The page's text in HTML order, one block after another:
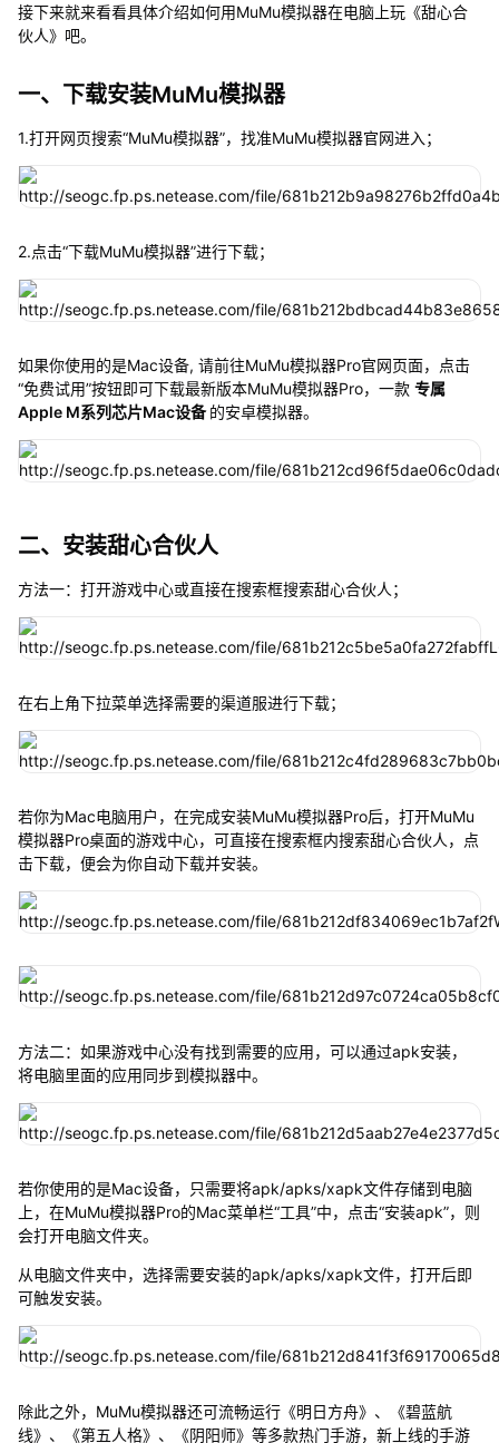
接下来就来看看具体介绍如何用MuMu模拟器在电脑上玩《甜心合
伙人》吧。
一、下载安装MuMu模拟器
1.打开网页搜索“MuMu模拟器”，找准MuMu模拟器官网进入；
2.点击“下载MuMu模拟器”进行下载；
如果你使用的是Mac设备, 请前往MuMu模拟器Pro官网页面，点击
“免费试用”按钮即可下载最新版本MuMu模拟器Pro，一款 专属
Apple M系列芯片Mac设备的安卓模拟器。
二、安装甜心合伙人
方法一：打开游戏中心或直接在搜索框搜索甜心合伙人；
在右上角下拉菜单选择需要的渠道服进行下载；
若你为Mac电脑用户，在完成安装MuMu模拟器Pro后，打开MuMu
模拟器Pro桌面的游戏中心，可直接在搜索框内搜索甜心合伙人，点
击下载，便会为你自动下载并安装。
方法二：如果游戏中心没有找到需要的应用，可以通过apk安装，
将电脑里面的应用同步到模拟器中。
若你使用的是Mac设备，只需要将apk/apks/xapk文件存储到电脑
上，在MuMu模拟器Pro的Mac菜单栏“工具”中，点击“安装apk”，则
会打开电脑文件夹。
从电脑文件夹中，选择需要安装的apk/apks/xapk文件，打开后即
可触发安装。
除此之外，MuMu模拟器还可流畅运行《明日方舟》、《碧蓝航
线》、《第五人格》、《阴阳师》等多款热门手游，新上线的手游